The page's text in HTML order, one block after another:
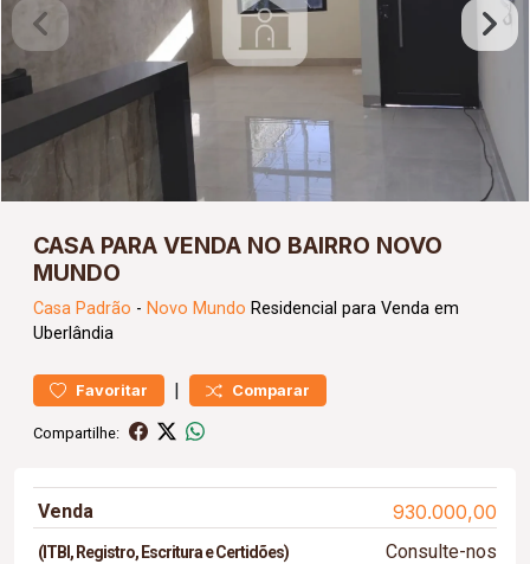
CASA PARA VENDA NO BAIRRO NOVO
MUNDO
Casa Padrão - Novo Mundo Residencial para Venda em
Uberlândia
Favoritar | Comparar
Compartilhe:
Venda 930.000,00
(ITBI, Registro, Escritura e Certidões) Consulte-nos